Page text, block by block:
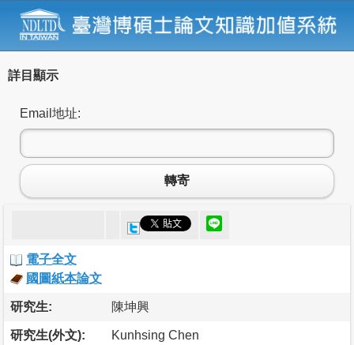
詳目顯示
Email地址:
轉寄
電子全文
國圖紙本論文
研究生: 陳坤興
研究生(外文): Kunhsing Chen